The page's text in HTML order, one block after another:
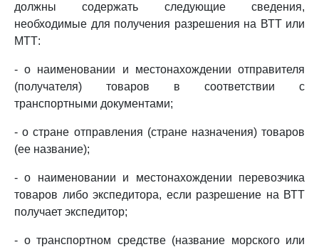
должны содержать следующие сведения,
необходимые для получения разрешения на ВТТ или
МТТ:
- о наименовании и местонахождении отправителя
(получателя) товаров в соответствии с
транспортными документами;
- о стране отправления (стране назначения) товаров
(ее название);
- о наименовании и местонахождении перевозчика
товаров либо экспедитора, если разрешение на ВТТ
получает экспедитор;
- о транспортном средстве (название морского или